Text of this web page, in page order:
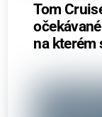
Tom
na kterém